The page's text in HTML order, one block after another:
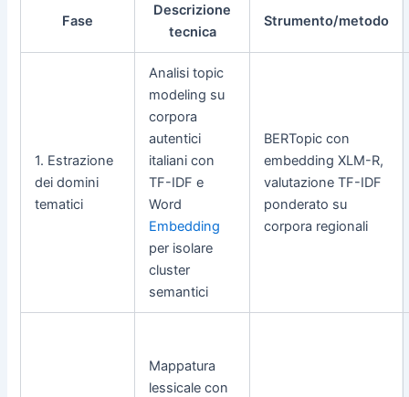
Fase
Descrizione
tecnica
Strumento/metodo
1. Estrazione
dei domini
tematici
Analisi topic
modeling su
corpora
autentici
italiani con
TF-IDF e
Word
Embedding
per isolare
cluster
semantici
BERTopic con
embedding XLM-R,
valutazione TF-IDF
ponderato su
corpora regionali
Mappatura
lessicale con